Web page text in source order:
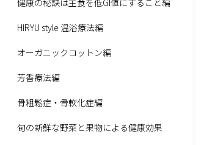
HIRYU style 温浴療法編
オーガニックコットン編
芳香療法編
骨粗鬆症・骨軟化症編
旬の新鮮な野菜と果物による健康効果